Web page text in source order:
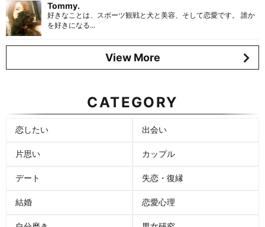
Tommy.
好きなことは、スポーツ観戦と犬と美容、そして恋愛です。 誰か
を好きになる...
View More
CATEGORY
恋したい 出会い
片思い カップル
デート 失恋・復縁
結婚 恋愛心理